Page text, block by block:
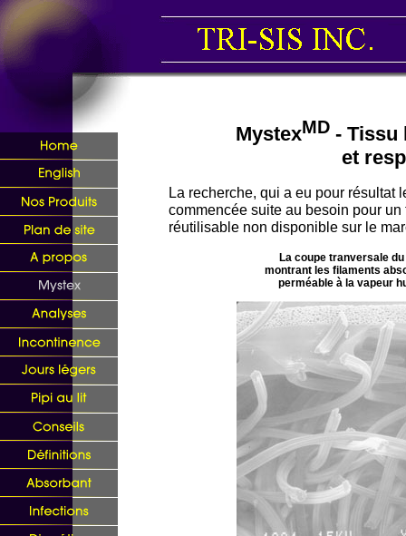
MystexMD - Tissu
et
La recherche, qui a eu pour résultat
commencée suite au besoin pour
réutilisable non disponible sur le
La coupe tranversale
montrant les filaments
perméable à la vapeur